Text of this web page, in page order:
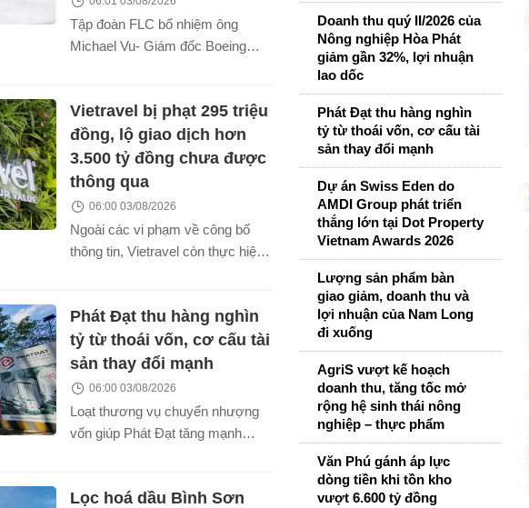
Tập đoàn FLC bổ nhiệm ông
Michael Vu- Giám đốc Boeing
hàng không và đầu tư hạ tầng
cảng hàng không.
Vietravel bị phạt 295 triệu
đồng, lộ giao dịch hơn
3.500 tỷ đồng chưa được
thông qua
06:00 03/08/2026
Ngoài các vi phạm về công bố
thông tin, Vietravel còn thực hiện
trong giai đoạn 2024-2025 mà
không được cấp có thẩm quyền
thông qua.
Phát Đạt thu hàng nghìn
tỷ từ thoái vốn, cơ cấu tài
sản thay đổi mạnh
06:00 03/08/2026
Loạt thương vụ chuyển nhượng
vốn giúp Phát Đạt tăng mạnh
kể cơ cấu tài sản trong nửa đầu
Lọc hoá dầu Bình Sơn
Doanh thu quý II/2026 của
Nông nghiệp Hòa Phát
giảm gần 32%, lợi nhuận
lao dốc
Phát Đạt thu hàng nghìn
tỷ từ thoái vốn, cơ cấu tài
sản thay đổi mạnh
Dự án Swiss Eden do
AMDI Group phát triển
thắng lớn tại Dot Property
Vietnam Awards 2026
Lượng sản phẩm bàn
giao giảm, doanh thu và
lợi nhuận của Nam Long
đi xuống
AgriS vượt kế hoạch
doanh thu, tăng tốc mở
rộng hệ sinh thái nông
nghiệp – thực phẩm
Văn Phú gánh áp lực
dòng tiền khi tồn kho
vượt 6.600 tỷ đồng